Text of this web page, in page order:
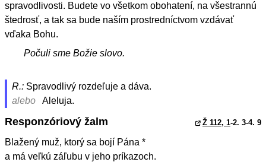
spravodlivosti. Budete vo všetkom obohatení, na všestrannú
štedrosť, a tak sa bude naším prostredníctvom vzdávať
vďaka Bohu.
Počuli sme Božie slovo.
R.: Spravodlivý rozdeľuje a dáva.
alebo
Aleluja.
Responzóriový žalm Ž 112, 1-2. 3-4. 9
Blažený muž, ktorý sa bojí Pána *
a má veľkú záľubu v jeho príkazoch.